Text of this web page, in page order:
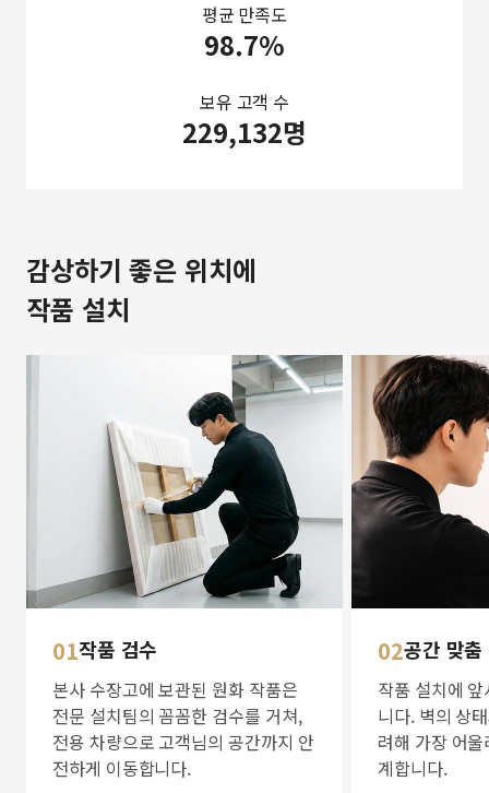
평균 만족도
98.7%
보유 고객 수
229,132명
감상하기 좋은 위치에
작품 설치
01작품 검수
본사 수장고에 보관된 원화 작품은
전문 설치팀의 꼼꼼한 검수를 거쳐,
전용 차량으로 고객님의 공간까지 안
전하게 이동합니다.
02공간 맞
작품 설치에
니다. 벽의 상
려해 가장 어
계합니다.